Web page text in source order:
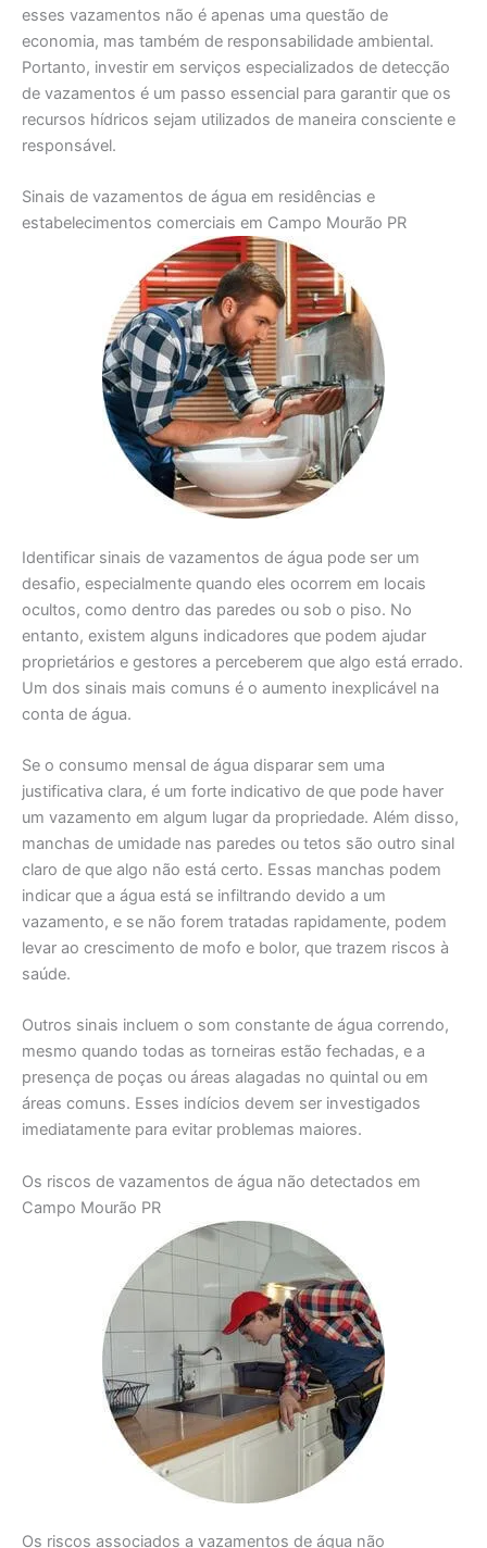
esses vazamentos não é apenas uma questão de
economia, mas também de responsabilidade ambiental.
Portanto, investir em serviços especializados de detecção
de vazamentos é um passo essencial para garantir que os
recursos hídricos sejam utilizados de maneira consciente e
responsável.
Sinais de vazamentos de água em residências e
estabelecimentos comerciais em Campo Mourão PR
Identificar sinais de vazamentos de água pode ser um
desafio, especialmente quando eles ocorrem em locais
ocultos, como dentro das paredes ou sob o piso. No
entanto, existem alguns indicadores que podem ajudar
proprietários e gestores a perceberem que algo está errado.
Um dos sinais mais comuns é o aumento inexplicável na
conta de água.
Se o consumo mensal de água disparar sem uma
justificativa clara, é um forte indicativo de que pode haver
um vazamento em algum lugar da propriedade. Além disso,
manchas de umidade nas paredes ou tetos são outro sinal
claro de que algo não está certo. Essas manchas podem
indicar que a água está se infiltrando devido a um
vazamento, e se não forem tratadas rapidamente, podem
levar ao crescimento de mofo e bolor, que trazem riscos à
saúde.
Outros sinais incluem o som constante de água correndo,
mesmo quando todas as torneiras estão fechadas, e a
presença de poças ou áreas alagadas no quintal ou em
áreas comuns. Esses indícios devem ser investigados
imediatamente para evitar problemas maiores.
Os riscos de vazamentos de água não detectados em
Campo Mourão PR
Os riscos associados a vazamentos de água não